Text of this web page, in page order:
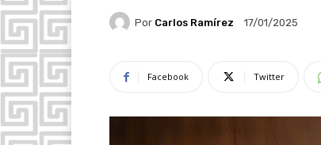
Por Carlos Ramírez 17/01/2025
Facebook Twitter